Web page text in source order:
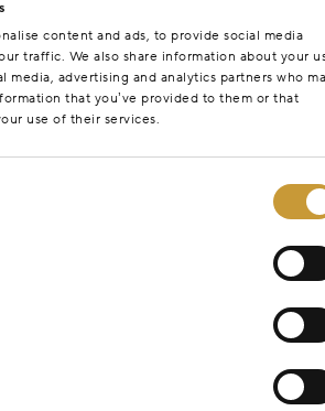
content and ads, to provide social media
traffic. We also share information about your
media, advertising and analytics partners who
that you’ve provided to them or that
use of their services.